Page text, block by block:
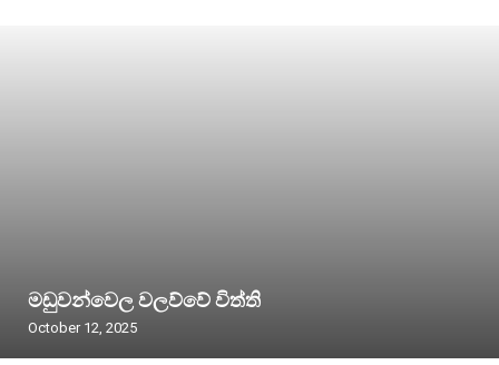
මඩුවන්වෙල වලව්වේ විත්ති
October 12, 2025